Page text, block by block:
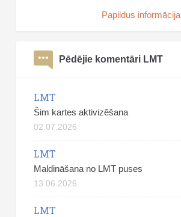
Papildus informācija
Pēdējie komentāri LMT
LMT
Šim kartes aktivizēšana
02.07.2026
LMT
Maldināšana no LMT puses
13.06.2026
LMT